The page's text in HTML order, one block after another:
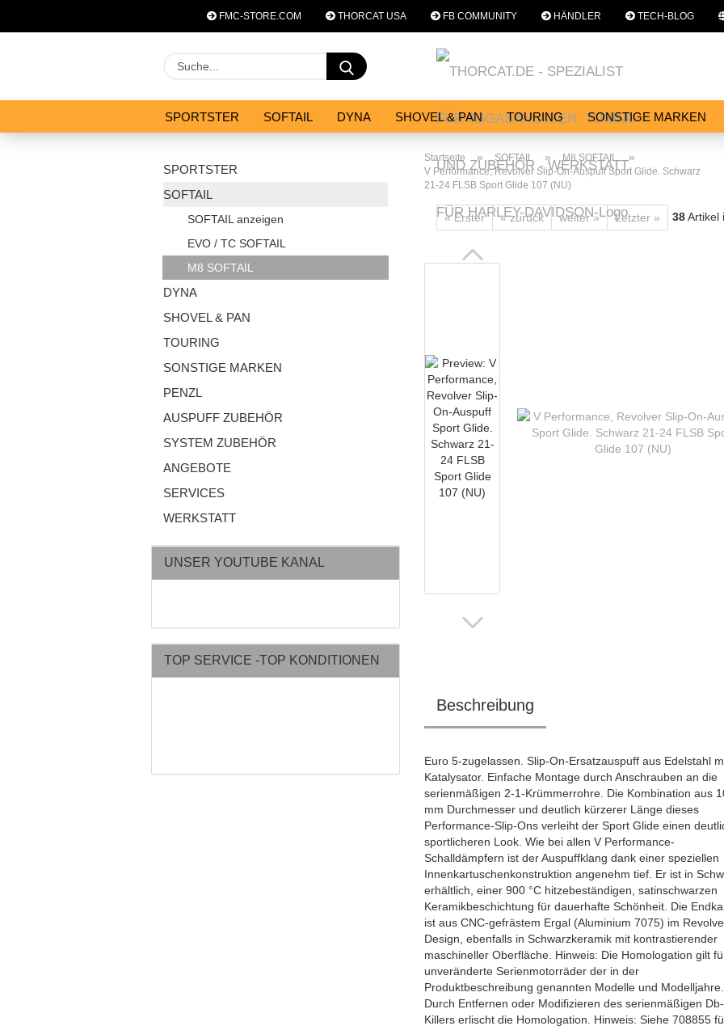
FMC-STORE.COM THORCAT USA FB COMMUNITY HÄNDLER TECH-BLOG
Suche...
SPORTSTER SOFTAIL DYNA SHOVEL & PAN TOURING SONSTIGE MARKEN
Startseite » SOFTAIL » M8 SOFTAIL »
V Performance, Revolver Slip-On-Auspuff Sport Glide. Schwarz
21-24 FLSB Sport Glide 107 (NU)
« Erster « zurück weiter » Letzter » 38Artikel
Beschreibung
Euro 5-zugelassen. Slip-On-Ersatzauspuff aus Edelstahl
Katalysator. Einfache Montage durch Anschrauben an die
serienmäßigen 2-1-Krümmerrohre. Die Kombination aus
mm Durchmesser und deutlich kürzerer Länge dieses
Performance-Slip-Ons verleiht der Sport Glide einen
sportlicheren Look. Wie bei allen V Performance-
Schalldämpfern ist der Auspuffklang dank einer speziellen
Innenkartuschenkonstruktion angenehm tief. Er ist in
erhältlich, einer 900 °C hitzebeständigen, satinschwarzen
Keramikbeschichtung für dauerhafte Schönheit. Die
ist aus CNC-gefrästem Ergal (Aluminium 7075) im
Design, ebenfalls in Schwarzkeramik mit kontrastierender
maschineller Oberfläche. Hinweis: Die Homologation gilt
unveränderte Serienmotorräder der in der
Produktbeschreibung genannten Modelle und Modelljahre.
Durch Entfernen oder Modifizieren des serienmäßigen Db-
Killers erlischt die Homologation. Hinweis: Siehe 708855
SPORTSTER
SOFTAIL
SOFTAIL anzeigen
EVO / TC SOFTAIL
M8 SOFTAIL
DYNA
SHOVEL & PAN
TOURING
SONSTIGE MARKEN
PENZL
AUSPUFF ZUBEHÖR
SYSTEM ZUBEHÖR
ANGEBOTE
SERVICES
WERKSTATT
UNSER YOUTUBE KANAL
TOP SERVICE -TOP KONDITIONEN